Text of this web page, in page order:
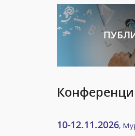
10-12.11.2026,